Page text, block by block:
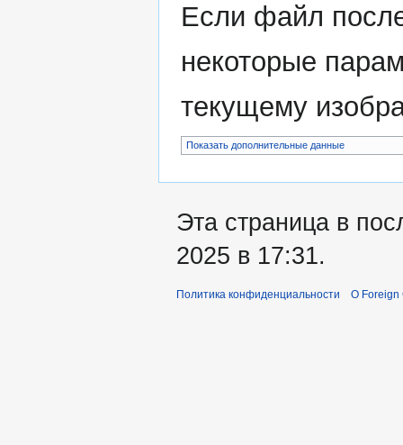
Если файл
некоторые
текущему
Показать дополнительные данные
Эта страница в
2025 в 17:31.
Политика конфиденциальности О Foreign